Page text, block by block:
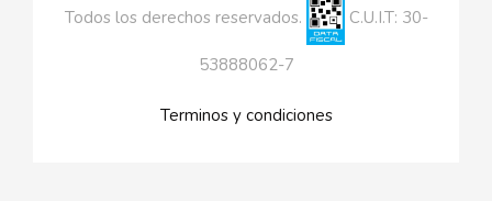
Todos los derechos reservados. C.U.I.T: 30-
53888062-7
Terminos y condiciones